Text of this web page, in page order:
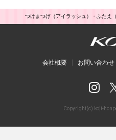
つけまつげ（アイラッシュ）・ふたえ
会社概要 お問い合わせ
Copyright(c) koji-